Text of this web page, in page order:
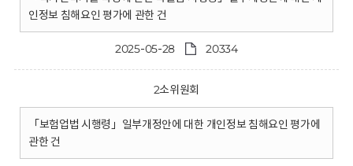
인정보 침해요인 평가에 관한 건
2025-05-28 20334
2소위원회
「보험업법 시행령」일부개정안에 대한 개인정보 침해요인 평가에
관한 건